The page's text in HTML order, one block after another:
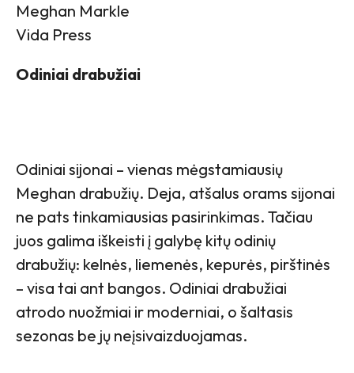
Meghan Markle
Vida Press
Odiniai drabužiai
Odiniai sijonai – vienas mėgstamiausių
Meghan drabužių. Deja, atšalus orams sijonai
ne pats tinkamiausias pasirinkimas. Tačiau
juos galima iškeisti į galybę kitų odinių
drabužių: kelnės, liemenės, kepurės, pirštinės
– visa tai ant bangos. Odiniai drabužiai
atrodo nuožmiai ir moderniai, o šaltasis
sezonas be jų neįsivaizduojamas.